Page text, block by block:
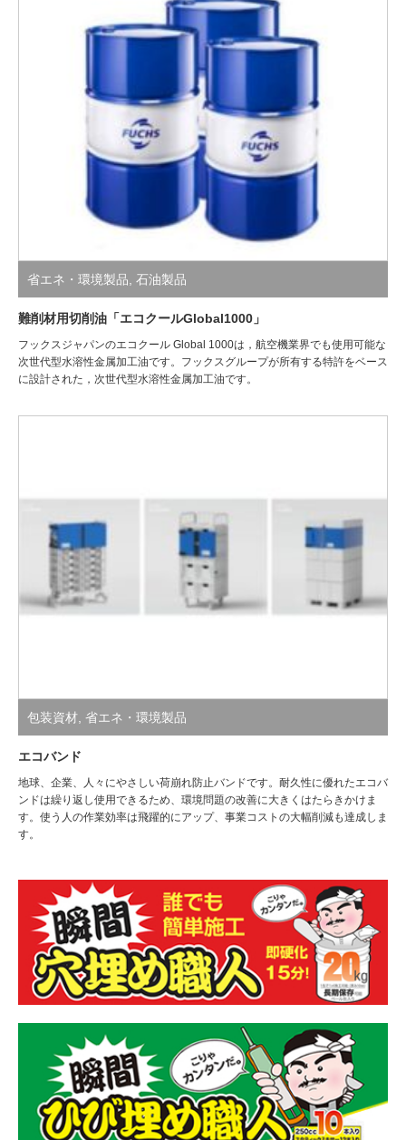
省エネ・環境製品 石油製品
難削材用切削油「エコクールGlobal1000」
フックスジャパンのエコクール Global 1000は，航空機業界でも使用可能な
次世代型水溶性金属加工油です。フックスグループが所有する特許をベース
に設計された，次世代型水溶性金属加工油です。
包装資材 省エネ・環境製品
エコバンド
地球、企業、人々にやさしい荷崩れ防止バンドです。耐久性に優れたエコバ
ンドは繰り返し使用できるため、環境問題の改善に大きくはたらきかけま
す。使う人の作業効率は飛躍的にアップ、事業コストの大幅削減も達成しま
す。